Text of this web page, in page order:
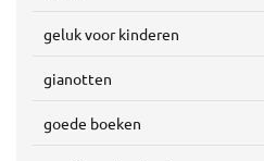
geluk voor kinderen
gianotten
goede boeken